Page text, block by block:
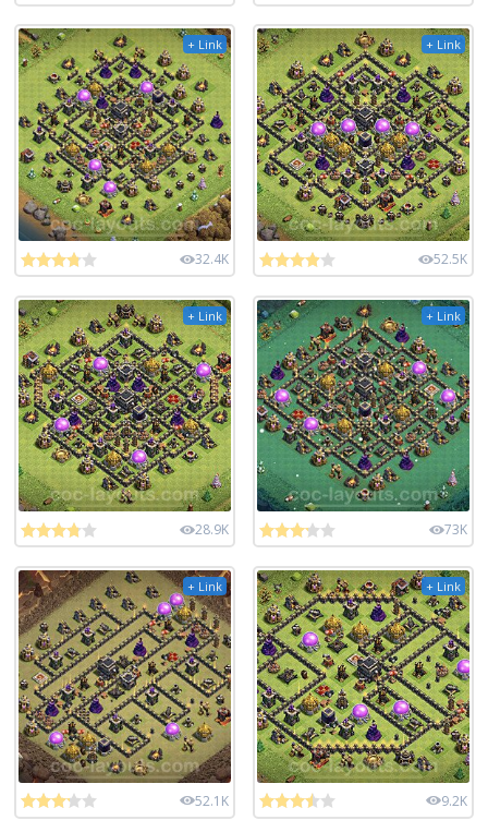
+ Link
32.4K
+ Link
52.5K
+ Link
28.9K
+ Link
73K
+ Link
52.1K
+ Link
9.2K